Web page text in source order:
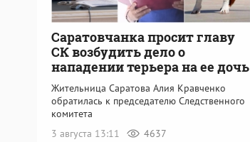
Саратовчанка просит главу
СК возбудить дело о
нападении терьера на ее дочь
Жительница Саратова Алия Кравченко
обратилась к председателю Следственного
комитета
3 августа 13:11
4637